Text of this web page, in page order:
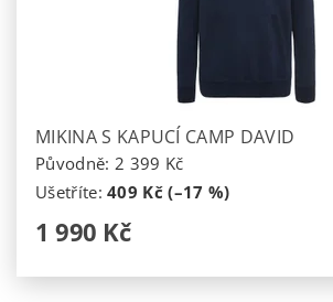
MIKINA S KAPUCÍ CAMP DAVID
Původně: 2 399 Kč
Ušetříte:409 Kč (–17 %)
1 990 Kč